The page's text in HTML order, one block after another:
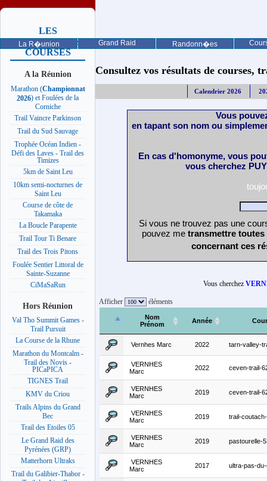
La R�union Grand Raid Randonn�es
LES
PROCHAINES
COURSES
A la Réunion
Marathon (Championnat
2026) et Foulées de la
Corniche
Trail Vaincre Parkinson
Trail du Sud Sauvage
Trophée Océan Indien -
Défi des Laves - Trail des
Timizes
5km de Saint Leu
10km semi-nocturnes de
Saint Leu
Course de côte de
Takamaka
La Boucle Parapente
Trail Tour Ti Benare
Trail des Trois Pitons
Foulée Sentier Littoral de
Sainte-Suzanne
CiMaSaRun
Hors Réunion
Val Tho Summit Games -
Trail Pursuit
La Course de la Rhune
Marathon du Montcalm -
Trail des Novis -
PICaPICA
TIGNES Trail
KMV du Criou
Trails Alpins du Grand
Bec
Trail des Etoiles 05
Le Grand Raid des
Pyrénées (GRP)
Matterhorn Ultraks
Trail du Galibier-Thabor -
Consultez vos résultats de courses,
Calendrier 2026
Vous
en tapant son nom ou
En cas d'homonyme, vous
vous cherchez
Si vous ne trouvez pas une
pouvez me transmettre
concernant ces
Vous cherchez
Afficher éléments
Nom
Prénom
Année
Vernhes Marc 2022 tarn-valley-
VERNHES
Marc
2022 ceven-trail-
VERNHES
Marc
2019 ceven-trail-
VERNHES
Marc
2019 trail-
VERNHES
Marc
2019 pastourelle-
VERNHES
Marc
2017 ultra-pas-